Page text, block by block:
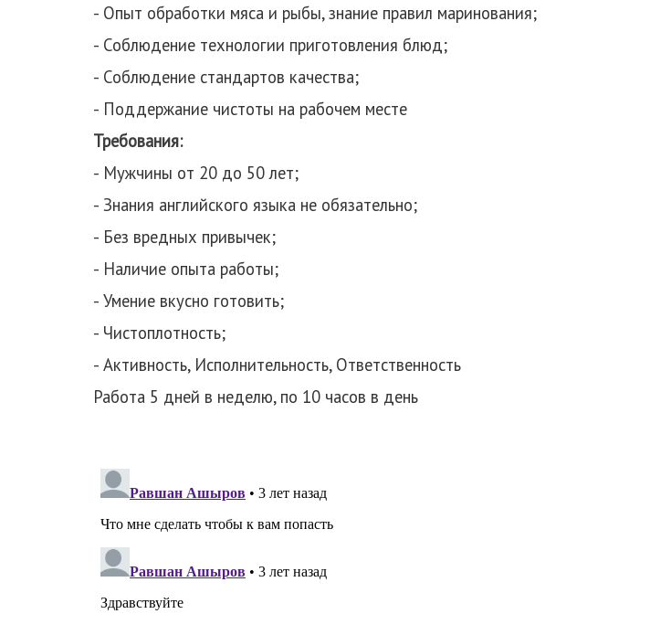
- Опыт обработки мяса и рыбы, знание правил маринования;
- Соблюдение технологии приготовления блюд;
- Соблюдение стандартов качества;
- Поддержание чистоты на рабочем месте
Требования:
- Мужчины от 20 до 50 лет;
- Знания английского языка не обязательно;
- Без вредных привычек;
- Наличие опыта работы;
- Умение вкусно готовить;
- Чистоплотность;
- Активность, Исполнительность, Ответственность
Работа 5 дней в неделю, по 10 часов в день